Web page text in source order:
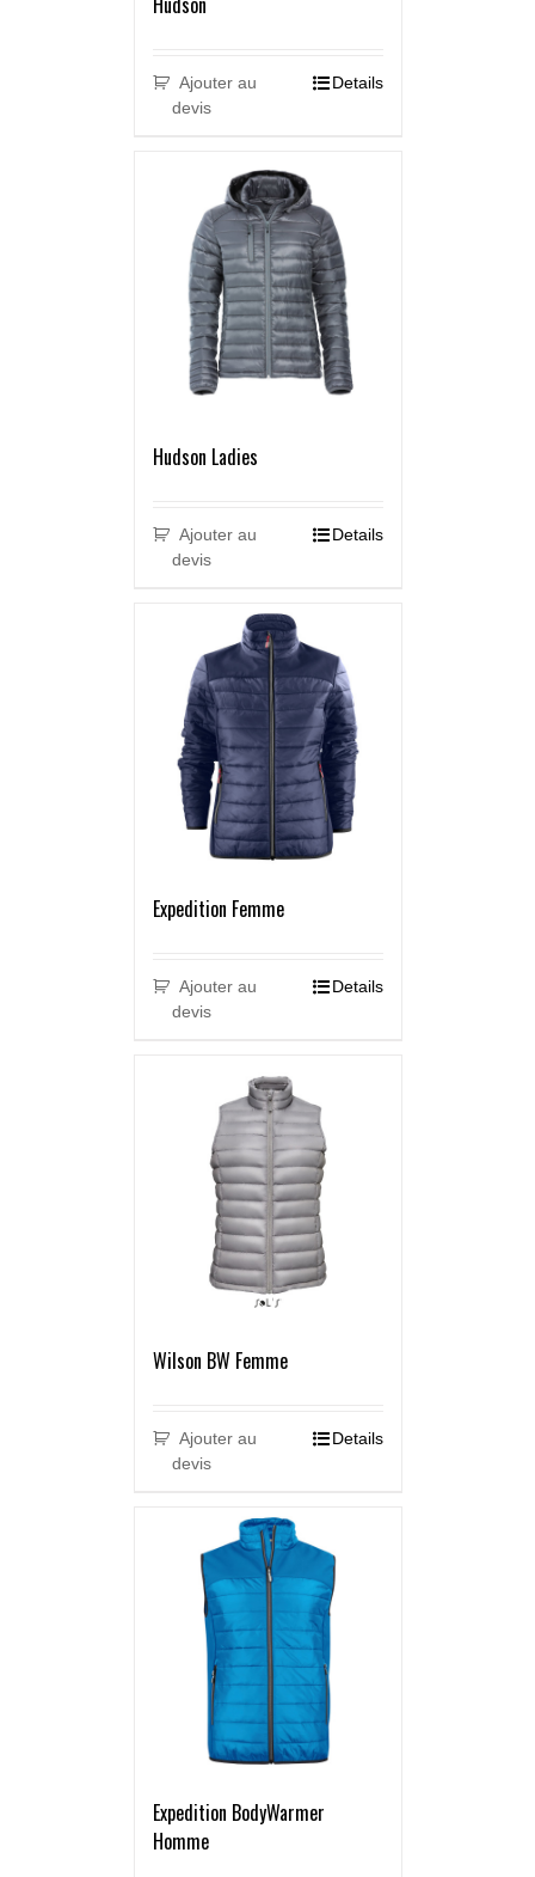
Ajouter au
devis
Details
Hudson Ladies
Ajouter au
devis
Details
Expedition Femme
Ajouter au
devis
Details
Wilson BW Femme
Ajouter au
devis
Details
Expedition BodyWarmer
Homme